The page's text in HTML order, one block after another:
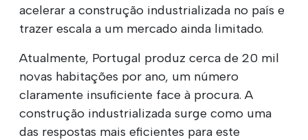
acelerar a construção industrializada no país e
trazer escala a um mercado ainda limitado.
Atualmente, Portugal produz cerca de 20 mil
novas habitações por ano, um número
claramente insuficiente face à procura. A
construção industrializada surge como uma
das respostas mais eficientes para este